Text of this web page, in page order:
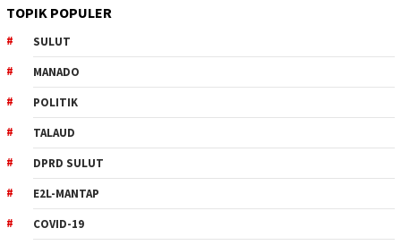
TOPIK POPULER
SULUT
MANADO
POLITIK
TALAUD
DPRD SULUT
E2L-MANTAP
COVID-19